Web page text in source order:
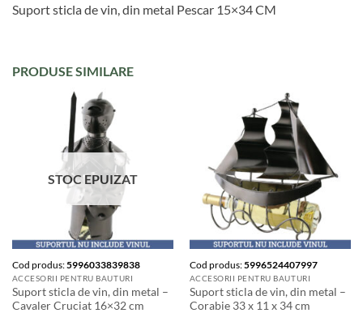
Suport sticla de vin, din metal Pescar 15×34 CM
PRODUSE SIMILARE
STOC EPUIZAT
Cod produs:5996033839838
ACCESORII PENTRU BAUTURI
Suport sticla de vin, din metal –
Cavaler Cruciat 16×32 cm
Cod produs:5996524407997
ACCESORII PENTRU BAUTURI
Suport sticla de vin, din metal –
Corabie 33 x 11 x 34 cm